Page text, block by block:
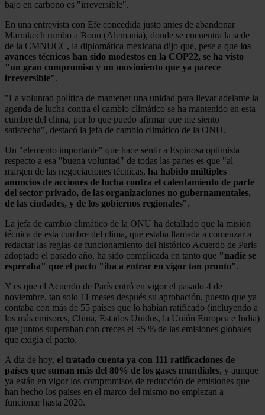
bajo en carbono es "irreversible".
En una entrevista con Efe concedida justo antes de abandonar
Marrakech rumbo a Bonn (Alemania), donde se encuentra la sede
de la CMNUCC, la diplomática mexicana dijo que, pese a que los
avances técnicos han sido modestos en la COP22, se ha visto
"un gran compromiso y un movimiento que ya parece
irreversible".
"La voluntad política de mantener una unidad para llevar adelante la
agenda de lucha contra el cambio climático se ha mantenido en esta
cumbre del clima, por lo que puedo afirmar que me siento
satisfecha", destacó la jefa de cambio climático de la ONU.
Un "elemento importante" que hace sentir a Espinosa optimista
respecto a esa "buena voluntad" de todas las partes es que "al
margen de las negociaciones técnicas, ha habido múltiples
anuncios de acciones de lucha contra el calentamiento de parte
del sector privado, de las organizaciones no gubernamentales,
de las ciudades, y de los gobiernos regionales".
La jefa de cambio climático de la ONU ha detallado que la misión
técnica de esta cumbre del clima, que estaba llamada a comenzar a
redactar las reglas de funcionamiento del histórico Acuerdo de París
adoptado el pasado año, ha sido complicada en tanto que "nadie se
esperaba" que el pacto "iba a entrar en vigor tan pronto".
Y es que el Acuerdo de París entró en vigor el pasado 4 de
noviembre, tan solo 11 meses después su aprobación, puesto que ya
contaba con más de 55 países que lo habían ratificado (incluyendo a
los más emisores, China, Estados Unidos, la Unión Europea e India)
que juntos superaban con creces el 55 % de las emisiones globales
que exigía el pacto.
A día de hoy, el tratado cuenta ya con 111 ratificaciones de
países que suman más del 80% de los gases mundiales, y aunque
ya están en vigor los compromisos de reducción de emisiones que
han hecho los países en el marco del mismo no empiezan a
funcionar hasta 2020.